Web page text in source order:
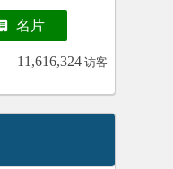
名片
11,616,324 访客